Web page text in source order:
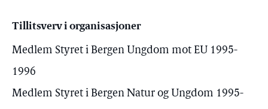
Tillitsverv i organisasjoner
Medlem Styret i Bergen Ungdom mot EU 1995-
1996
Medlem Styret i Bergen Natur og Ungdom 1995-